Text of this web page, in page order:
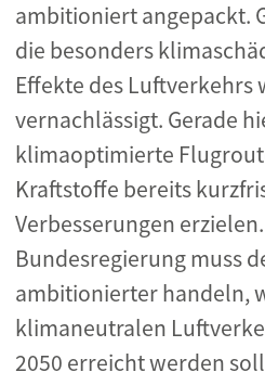
ambitioniert angepackt.
die besonders
Effekte des Luftverkehrs
vernachlässigt. Gerade
klimaoptimierte
Kraftstoffe bereits
Verbesserungen
Bundesregierung muss
ambitionierter handeln,
klimaneutralen
2050 erreicht werden